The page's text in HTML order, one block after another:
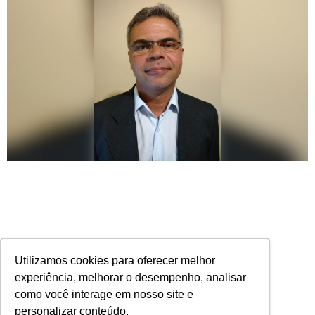
Utilizamos cookies para oferecer melhor
experiência, melhorar o desempenho, analisar
como você interage em nosso site e
personalizar conteúdo.